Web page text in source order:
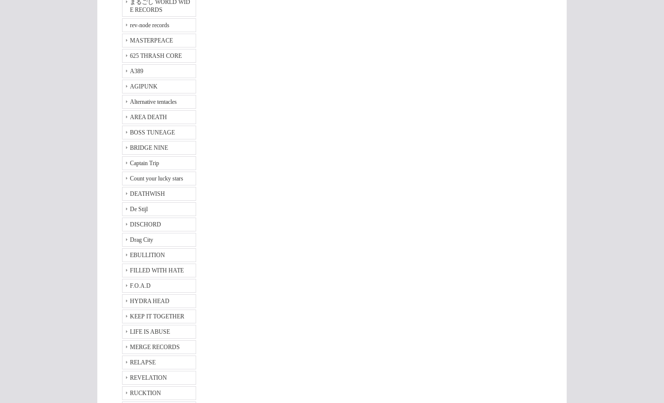
まるごし WORLD WID
E RECORDS
rev-node records
MASTERPEACE
625 THRASH CORE
A389
AGIPUNK
Alternative tentacles
AREA DEATH
BOSS TUNEAGE
BRIDGE NINE
Captain Trip
Count your lucky stars
DEATHWISH
De Stijl
DISCHORD
Drag City
EBULLITION
FILLED WITH HATE
F.O.A.D
HYDRA HEAD
KEEP IT TOGETHER
LIFE IS ABUSE
MERGE RECORDS
RELAPSE
REVELATION
RUCKTION